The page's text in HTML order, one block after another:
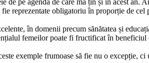
reprezentate obligatoriu în proporție de
în domenii precum sănătatea și
femeilor poate fi fructificat în
exemple frumoase să fie nu o excepție,